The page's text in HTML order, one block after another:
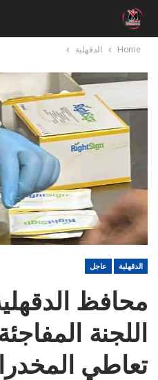
Home الدقهلية
الدقهلية عاجل
محافظ
اللجنة
تعاطي